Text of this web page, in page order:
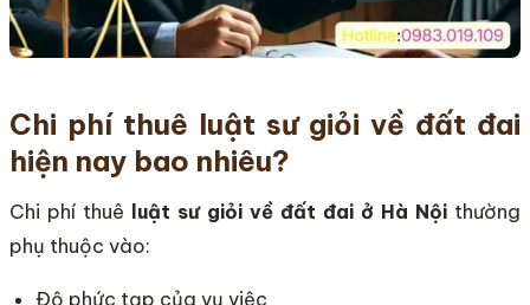
Chi phí thuê luật sư giỏi về đất đai
hiện nay bao nhiêu?
Chi phí thuê luật sư giỏi về đất đai ở Hà Nội thường
phụ thuộc vào:
Độ phức tạp của vụ việc